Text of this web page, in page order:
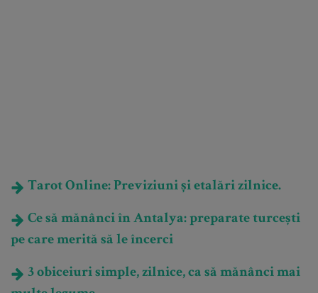
Tarot Online: Previziuni și etalări zilnice.
Ce să mănânci în Antalya: preparate turcești
pe care merită să le încerci
3 obiceiuri simple, zilnice, ca să mănânci mai